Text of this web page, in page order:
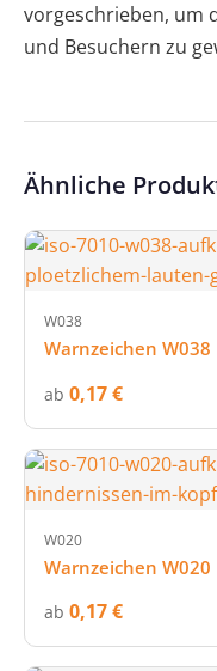
vorgeschrieben, um
und Besuchern zu
Ähnliche
W038
Warnzeichen W038
ab 0,17 €
W020
Warnzeichen W020
ab 0,17 €